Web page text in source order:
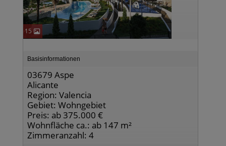
15
Basisinformationen
03679 Aspe
Alicante
Region: Valencia
Gebiet: Wohngebiet
Preis: ab 375.000 €
Wohnfläche ca.: ab 147 m²
Zimmeranzahl: 4